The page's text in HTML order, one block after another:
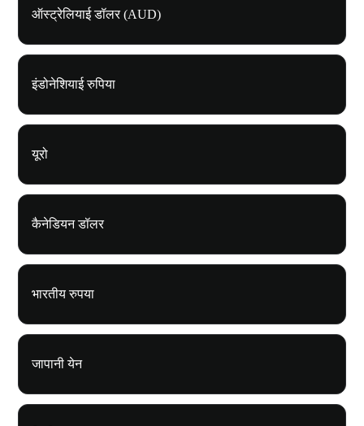
ऑस्ट्रेलियाई डॉलर (AUD)
इंडोनेशियाई रुपिया
यूरो
कैनेडियन डॉलर
भारतीय रुपया
जापानी येन